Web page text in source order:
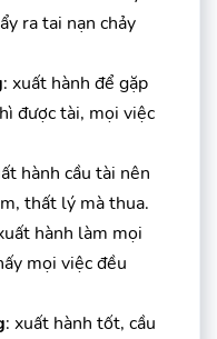
ra tai nạn chảy
: xuất hành để gặp
được tài, mọi việc
hành cầu tài nên
thất lý mà thua.
hành làm mọi
mọi việc đều
: xuất hành tốt, cầu